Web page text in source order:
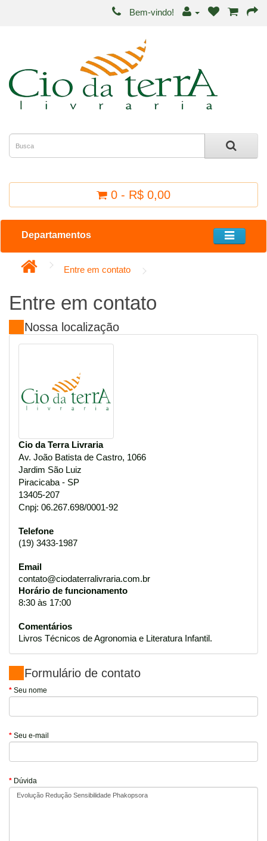
Bem-vindo!
0 - R$ 0,00
Departamentos
Entre em contato
Entre em contato
Nossa localização
Cio da Terra Livraria
Av. João Batista de Castro, 1066
Jardim São Luiz
Piracicaba - SP
13405-207
Cnpj: 06.267.698/0001-92
Telefone
(19) 3433-1987
Email
contato@ciodaterralivraria.com.br
Horário de funcionamento
8:30 às 17:00
Comentários
Livros Técnicos de Agronomia e Literatura Infantil.
Formulário de contato
Seu nome
Seu e-mail
Dúvida